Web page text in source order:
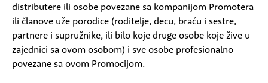
distributere ili osobe povezane sa kompanijom Promotera
ili članove uže porodice (roditelje, decu, braću i sestre,
partnere i supružnike, ili bilo koje druge osobe koje žive u
zajednici sa ovom osobom) i sve osobe profesionalno
povezane sa ovom Promocijom.